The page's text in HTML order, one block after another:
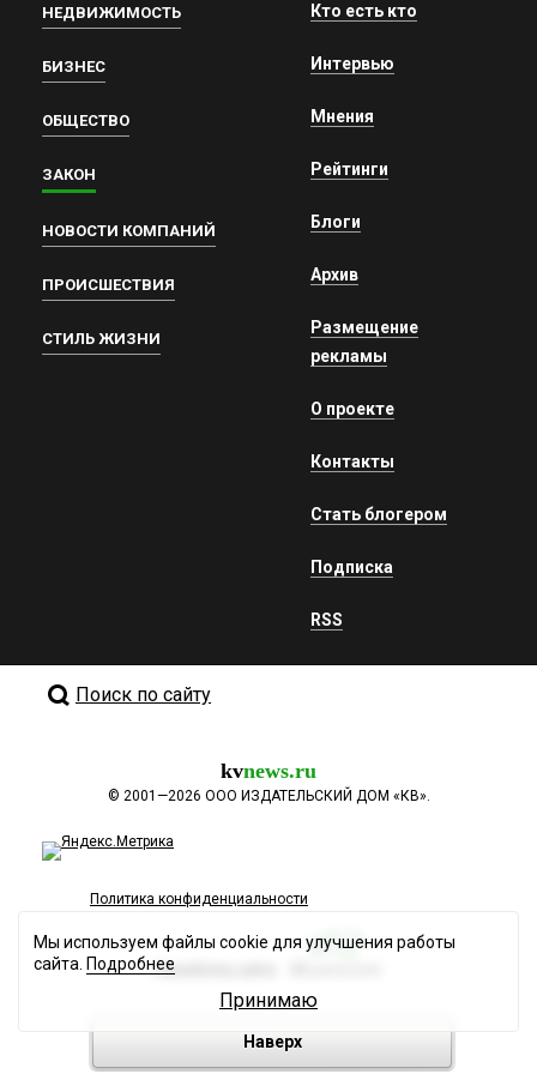
НЕДВИЖИМОСТЬ
БИЗНЕС
ОБЩЕСТВО
ЗАКОН
НОВОСТИ КОМПАНИЙ
ПРОИСШЕСТВИЯ
СТИЛЬ ЖИЗНИ
Кто есть кто
Интервью
Мнения
Рейтинги
Блоги
Архив
Размещение
рекламы
О проекте
Контакты
Стать блогером
Подписка
RSS
Поиск по сайту
kvnews.ru
© 2001—2026 ООО ИЗДАТЕЛЬСКИЙ ДОМ «КВ».
Политика конфиденциальности
Разработка сайта
Наверх
Мы используем файлы cookie для улучшения работы
сайта. Подробнее
Принимаю